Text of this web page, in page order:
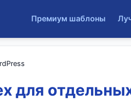
Премиум шаблоны
для